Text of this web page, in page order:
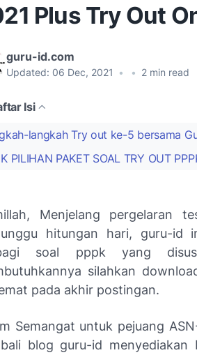
Plus Try Out
guru-id.com
Updated: 06 Dec, 2021 • • 2 min read
Isi
langkah Try out ke-5 bersama
PILIHAN PAKET SOAL TRY OUT
Menjelang pergelaran
hitungan hari, guru-id
soal pppk yang
silahkan
pada akhir postingan.
Semangat untuk pejuang
blog guru-id